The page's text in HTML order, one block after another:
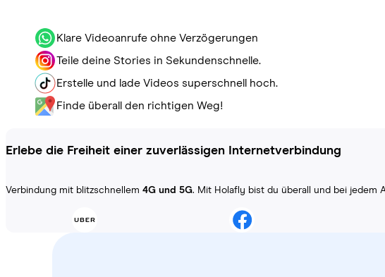
Klare Videoanrufe ohne Verzögerungen
Teile deine Stories in Sekundenschnelle.
Erstelle und lade Videos superschnell hoch.
Finde überall den richtigen Weg!
Erlebe die Freiheit einer zuverlässigen Internetverbindung
Verbindung mit blitzschnellem 4G und 5G. Mit Holafly bist du überall und bei jedem